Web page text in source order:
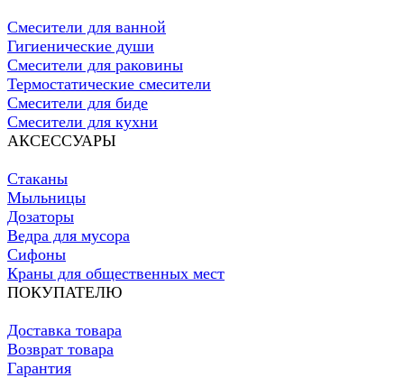
Смесители для ванной
Гигиенические души
Смесители для раковины
Термостатические смесители
Смесители для биде
Смесители для кухни
АКСЕССУАРЫ
Стаканы
Мыльницы
Дозаторы
Ведра для мусора
Сифоны
Краны для общественных мест
ПОКУПАТЕЛЮ
Доставка товара
Возврат товара
Гарантия